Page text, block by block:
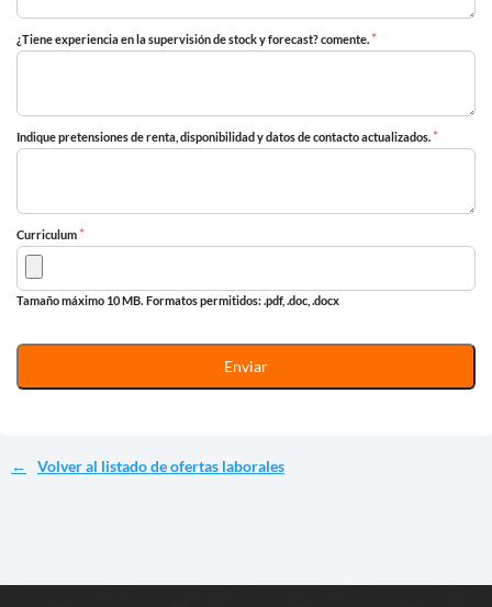
¿Tiene experiencia en la supervisión de stock y forecast? comente. *
Indique pretensiones de renta, disponibilidad y datos de contacto actualizados. *
Curriculum *
Tamaño máximo 10 MB. Formatos permitidos: .pdf, .doc, .docx
Volver al listado de ofertas laborales